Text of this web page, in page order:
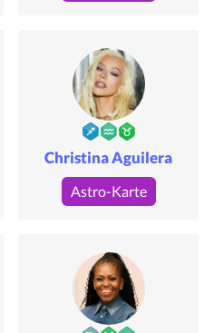
Christina Aguilera
Astro-Karte